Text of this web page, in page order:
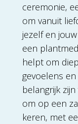
ceremonie,
om vanuit
jezelf en
een
helpt om
gevoelens
belangrijk
om op een
keren, met